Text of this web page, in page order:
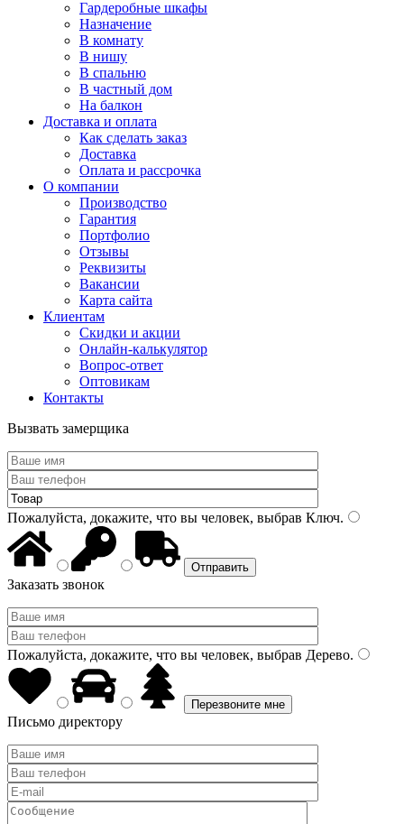
Гардеробные шкафы
Назначение
В комнату
В нишу
В спальню
В частный дом
На балкон
Доставка и оплата
Как сделать заказ
Доставка
Оплата и рассрочка
О компании
Производство
Гарантия
Портфолио
Отзывы
Реквизиты
Вакансии
Карта сайта
Клиентам
Скидки и акции
Онлайн-калькулятор
Вопрос-ответ
Оптовикам
Контакты
Вызвать замерщика
Пожалуйста, докажите, что вы человек, выбрав Ключ.
Заказать звонок
Пожалуйста, докажите, что вы человек, выбрав Дерево.
Письмо директору